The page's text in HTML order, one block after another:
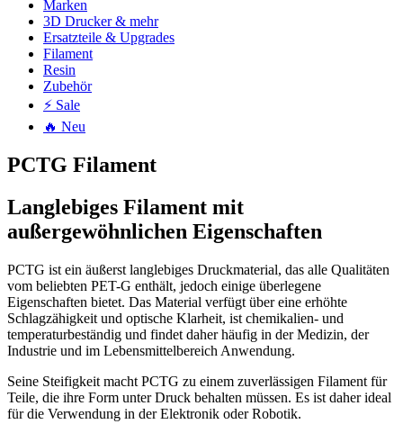
Marken
3D Drucker & mehr
Ersatzteile & Upgrades
Filament
Resin
Zubehör
⚡ Sale
🔥 Neu
PCTG Filament
Langlebiges Filament mit
außergewöhnlichen Eigenschaften
PCTG ist ein äußerst langlebiges Druckmaterial, das alle Qualitäten
vom beliebten PET-G enthält, jedoch einige überlegene
Eigenschaften bietet. Das Material verfügt über eine erhöhte
Schlagzähigkeit und optische Klarheit, ist chemikalien- und
temperaturbeständig und findet daher häufig in der Medizin, der
Industrie und im Lebensmittelbereich Anwendung.
Seine Steifigkeit macht PCTG zu einem zuverlässigen Filament für
Teile, die ihre Form unter Druck behalten müssen. Es ist daher ideal
für die Verwendung in der Elektronik oder Robotik.